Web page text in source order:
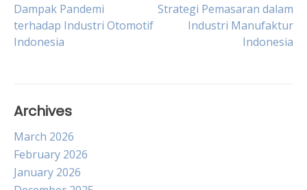
Post
navigation
Dampak Pandemi
terhadap Industri Otomotif
Indonesia
Strategi Pemasaran dalam
Industri Manufaktur
Indonesia
Archives
March 2026
February 2026
January 2026